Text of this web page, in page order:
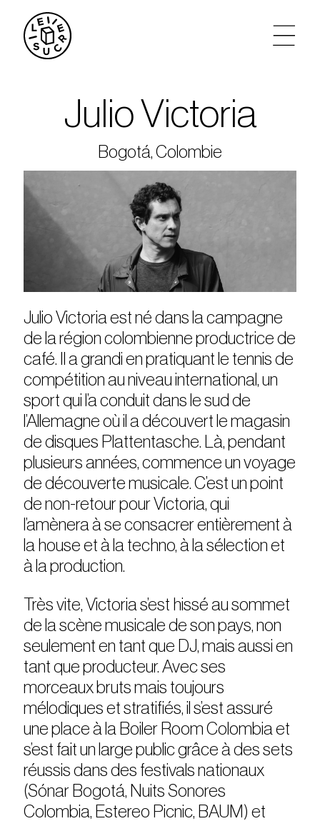
agenda
tickets
le sucre max
partenariats
privatisations
Julio Victoria
Bogotá, Colombie
Julio Victoria est né dans la campagne
de la région colombienne productrice de
café. Il a grandi en pratiquant le tennis de
compétition au niveau international, un
sport qui l’a conduit dans le sud de
l’Allemagne où il a découvert le magasin
de disques Plattentasche. Là, pendant
plusieurs années, commence un voyage
de découverte musicale. C’est un point
de non-retour pour Victoria, qui
l’amènera à se consacrer entièrement à
la house et à la techno, à la sélection et
à la production.
Très vite, Victoria s’est hissé au sommet
de la scène musicale de son pays, non
seulement en tant que DJ, mais aussi en
tant que producteur. Avec ses
morceaux bruts mais toujours
mélodiques et stratifiés, il s’est assuré
une place à la Boiler Room Colombia et
s’est fait un large public grâce à des sets
réussis dans des festivals nationaux
(Sónar Bogotá, Nuits Sonores
Colombia, Estereo Picnic, BAUM) et